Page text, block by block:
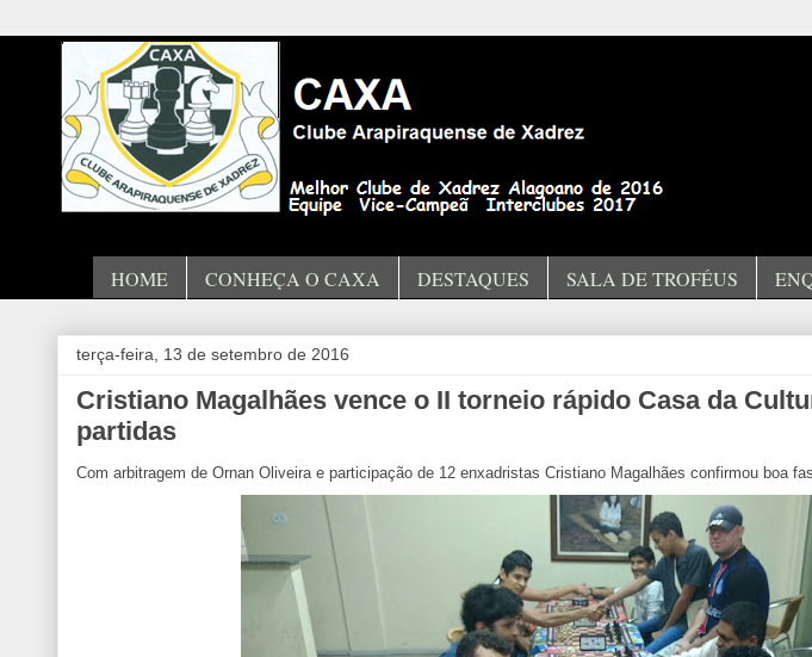
HOME CONHEÇA O CAXA DESTAQUES SALA DE TROFÉUS
terça-feira, 13 de setembro de 2016
Cristiano Magalhães vence o II torneio rápido Casa da
partidas
Com arbitragem de Ornan Oliveira e participação de 12 enxadristas Cristiano Magalhães confirmou boa